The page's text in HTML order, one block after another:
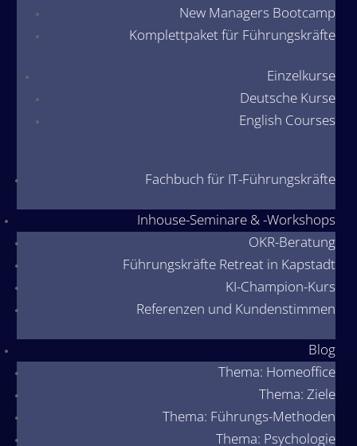
New Managers Bootcamp
Komplettpaket für Führungskräfte
Einzelkurse
Deutsche Kurse
English Courses
Fachbuch für IT-Führungskräfte
Inhouse-Seminare & -Workshops
OKR-Beratung
Führungskräfte Retreat in Kapstadt
KI-Champion-Kurs
Referenzen und Kundenstimmen
Blog
Thema: Homeoffice
Thema: Ziele
Thema: Führungs-Methoden
Thema: Psychologie